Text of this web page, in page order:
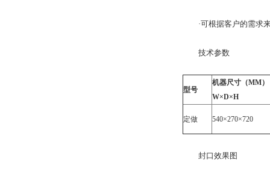
·可根据客户的需求
技术参数
型号
机器尺寸（MM）
W×D×H
定做 540×270×720
封口效果图